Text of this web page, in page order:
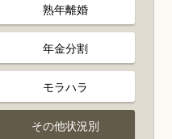
熟年離婚
年金分割
モラハラ
その他状況別